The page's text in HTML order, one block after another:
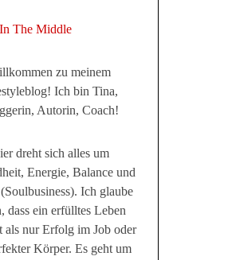
zu meinem
Ich bin Tina,
Autorin, Coach!
dreht sich alles um
Energie, Balance und
Ich glaube
dass ein erfülltes Leben
als nur Erfolg im Job oder
Körper. Es geht um